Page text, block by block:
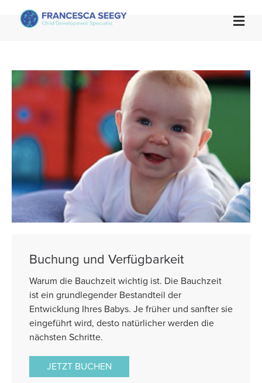

Buchung und Verfügbarkeit
Warum die Bauchzeit wichtig ist. Die Bauchzeit
ist ein grundlegender Bestandteil der
Entwicklung Ihres Babys. Je früher und sanfter sie
eingeführt wird, desto natürlicher werden die
nächsten Schritte.
JETZT BUCHEN